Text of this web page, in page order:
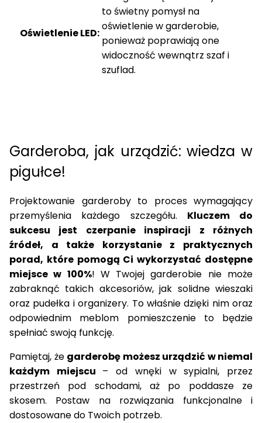
Oświetlenie LED:
to świetny pomysł na
oświetlenie w garderobie,
ponieważ poprawiają one
widoczność wewnątrz szaf i
szuflad.
Garderoba, jak urządzić: wiedza w
pigułce!
Projektowanie garderobyto proces wymagający
przemyślenia każdego szczegółu. Kluczem do
sukcesu jest czerpanie inspiracji z różnych
źródeł, a także korzystanie z praktycznych
porad, które pomogą Ci wykorzystać dostępne
miejsce w 100%! W Twojej garderobie nie może
zabraknąć takich akcesoriów, jak solidne wieszaki
oraz pudełka i organizery. To właśnie dzięki nim oraz
odpowiednim meblom pomieszczenie to będzie
spełniać swoją funkcję.
Pamiętaj, że garderobę możesz urządzić w niemal
każdym miejscu – od wnęki w sypialni, przez
przestrzeń pod schodami, aż po poddasze ze
skosem. Postaw na rozwiązania funkcjonalne i
dostosowane do Twoich potrzeb.